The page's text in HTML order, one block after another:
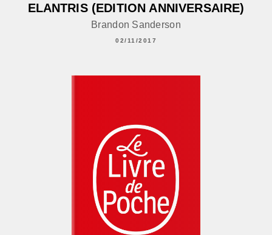
ELANTRIS (EDITION ANNIVERSAIRE)
Brandon Sanderson
02/11/2017